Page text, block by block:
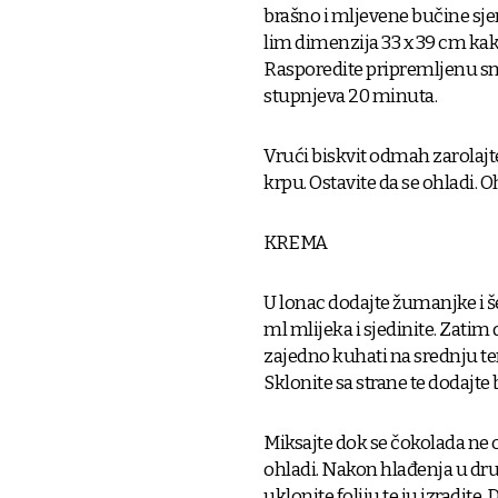
brašno i mljevene bučine
lim dimenzija 33 x 39 cm
Rasporedite pripremljenu
stupnjeva 20 minuta.
Vrući biskvit odmah
krpu. Ostavite da se ohladi.
KREMA
U lonac dodajte žumanjke i
ml mlijeka i sjedinite. Zatim
zajedno kuhati na srednju
Sklonite sa strane te
Miksajte dok se čokolada
ohladi. Nakon hlađenja u